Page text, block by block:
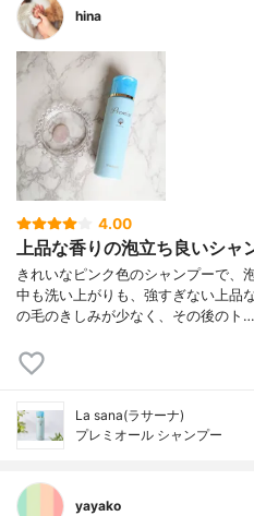
hina
4.00
上品な香りの泡立ち良いシャ
きれいなピンク色のシャンプーで、
中も洗い上がりも、強すぎない上品
の毛のきしみが少なく、その後のト…
La sana(ラサーナ)
プレミオール シャンプー
yayako